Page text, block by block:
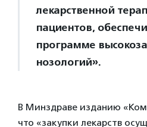
лекарственной
пациентов,
программе
нозологий».
В Минздраве изданию
что «закупки лекарств